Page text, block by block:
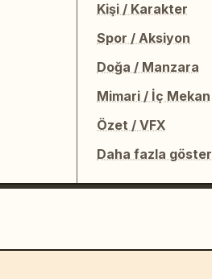
Kişi / Karakter
Spor / Aksiyon
Doğa / Manzara
Mimari / İç Mekan
Özet / VFX
Daha fazla göster